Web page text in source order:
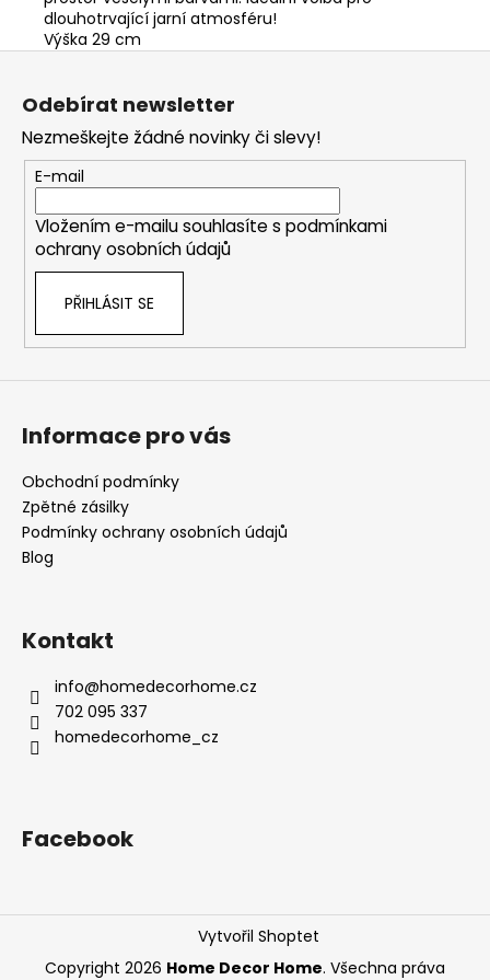
dlouhotrvající jarní atmosféru!
Výška 29 cm
Odebírat newsletter
Nezmeškejte žádné novinky či slevy!
E-mail
Vložením e-mailu souhlasíte s podmínkami
ochrany osobních údajů
PŘIHLÁSIT SE
Informace pro vás
Obchodní podmínky
Zpětné zásilky
Podmínky ochrany osobních údajů
Blog
Kontakt
info@homedecorhome.cz
702 095 337
homedecorhome_cz
Facebook
Vytvořil Shoptet
Copyright 2026 Home Decor Home. Všechna práva